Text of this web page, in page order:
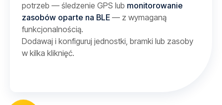
potrzeb — śledzenie GPS lub monitorowanie
zasobów oparte na BLE — z wymaganą
funkcjonalnością.
Dodawaj i konfiguruj jednostki, bramki lub zasoby
w kilka kliknięć.